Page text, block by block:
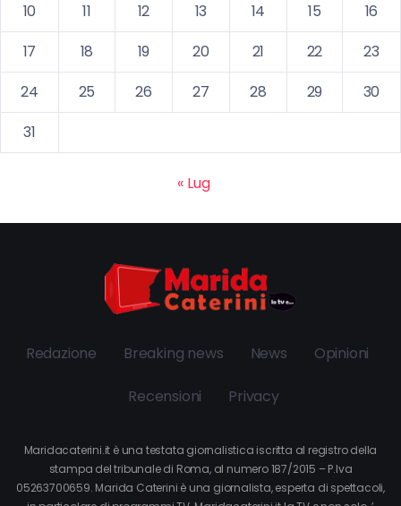
10
11 12 13 14 15
16
17
18 19 20 21 22
23
24
25 26 27 28 29
30
31
« Lug
Redazione Breaking news News Opinioni
Recensioni Privacy
Maridacaterini.it è una testata giornalistica iscritta al registro della
stampa del tribunale di Roma, al numero 187/2015 – P.Iva
05263700659. Marida Caterini è una giornalista, esperta di spettacoli,